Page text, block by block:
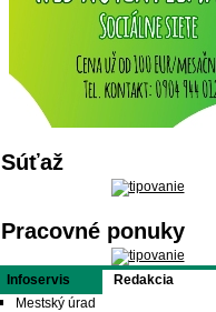
Súťaž
Pracovné ponuky
Infoservis Redakcia
Mestský úrad